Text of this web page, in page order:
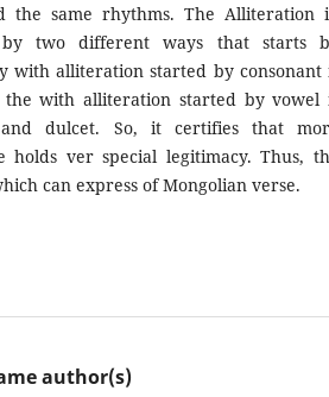
the same rhythms. The Alliteration
two different ways that starts
with alliteration started by consonant
with alliteration started by vowel
dulcet. So, it certifies that
holds ver special legitimacy. Thus,
can express of Mongolian verse.
author(s)